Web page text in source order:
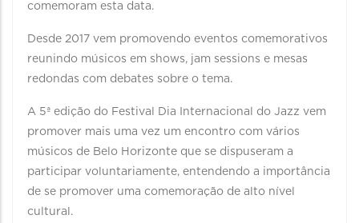
comemoram esta data.
Desde 2017 vem promovendo eventos comemorativos
reunindo músicos em shows, jam sessions e mesas
redondas com debates sobre o tema.
A 5ª edição do Festival Dia Internacional do Jazz vem
promover mais uma vez um encontro com vários
músicos de Belo Horizonte que se dispuseram a
participar voluntariamente, entendendo a importância
de se promover uma comemoração de alto nível
cultural.